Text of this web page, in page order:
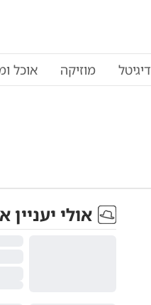
דיגיטל מוזיקה אוכל
אולי יעניין